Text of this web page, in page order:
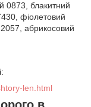
0873, блакитний
фіолетовий
абрикосовий
len.html